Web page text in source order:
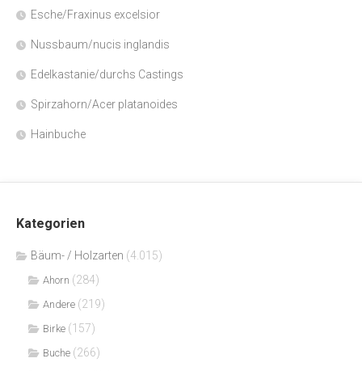
Esche/Fraxinus excelsior
Nussbaum/nucis inglandis
Edelkastanie/durchs Castings
Spirzahorn/Acer platanoides
Hainbuche
Kategorien
Bäum- / Holzarten (4.015)
Ahorn (284)
Andere (219)
Birke (157)
Buche (266)